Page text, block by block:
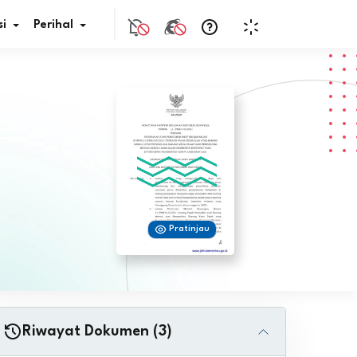
JDIH
Perihal
Pratinjau
Riwayat Dokumen (3)